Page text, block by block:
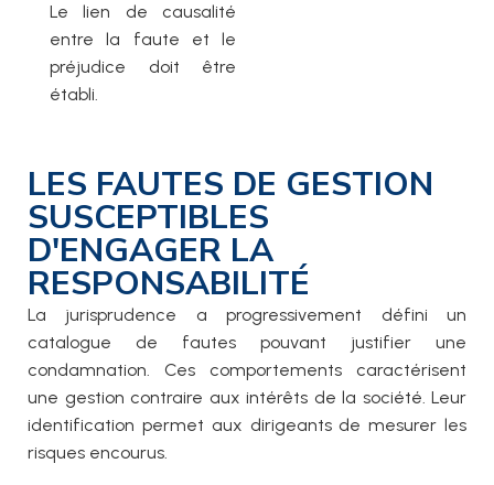
Le lien de causalité
entre la faute et le
préjudice doit être
établi.
LES FAUTES DE GESTION
SUSCEPTIBLES
D'ENGAGER LA
RESPONSABILITÉ
La jurisprudence a progressivement défini un
catalogue de fautes pouvant justifier une
condamnation. Ces comportements caractérisent
une gestion contraire aux intérêts de la société. Leur
identification permet aux dirigeants de mesurer les
risques encourus.